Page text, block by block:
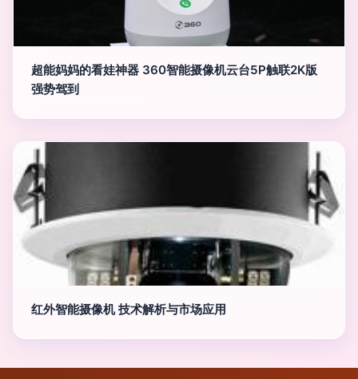
超能妈妈的看娃神器 360智能摄像机云台5P触联2K版
强势驾到
红外智能摄像机 技术解析与市场应用